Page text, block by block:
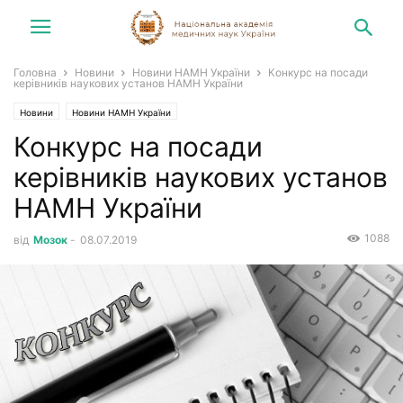
Головна Новини Новини НАМН України
Конкурс на посади
керівників наукових установ НАМН України
Новини Новини НАМН України
Конкурс на посади
керівників наукових установ
НАМН України
від Мозок - 08.07.2019 1088